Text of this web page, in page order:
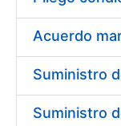
Erakutsi/